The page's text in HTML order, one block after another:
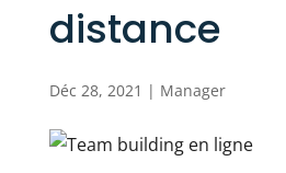
distance
Déc 28, 2021 | Manager